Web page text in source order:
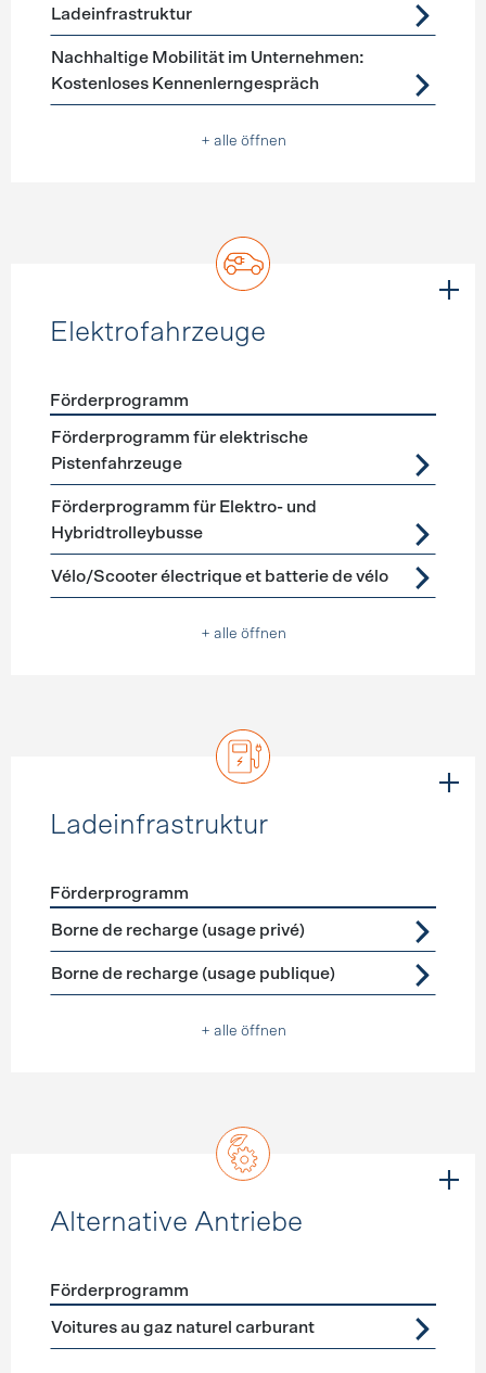
Ladeinfrastruktur
Nachhaltige Mobilität im Unternehmen:
Kostenloses Kennenlerngespräch
+ alle öffnen
Elektrofahrzeuge
Förderprogramme Elektrofahrzeuge
Förderprogramm
Förderprogramm für elektrische
Pistenfahrzeuge
Förderprogramm für Elektro- und
Hybridtrolleybusse
Vélo/Scooter électrique et batterie de vélo
+ alle öffnen
Ladeinfrastruktur
Förderprogramme Ladeinfrastruktur
Förderprogramm
Borne de recharge (usage privé)
Borne de recharge (usage publique)
+ alle öffnen
Alternative Antriebe
Förderprogramme Alternative Antriebe
Förderprogramm
Voitures au gaz naturel carburant